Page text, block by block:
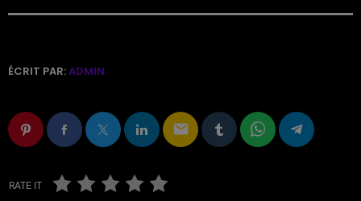
ÉCRIT PAR:ADMIN
email
RATE IT